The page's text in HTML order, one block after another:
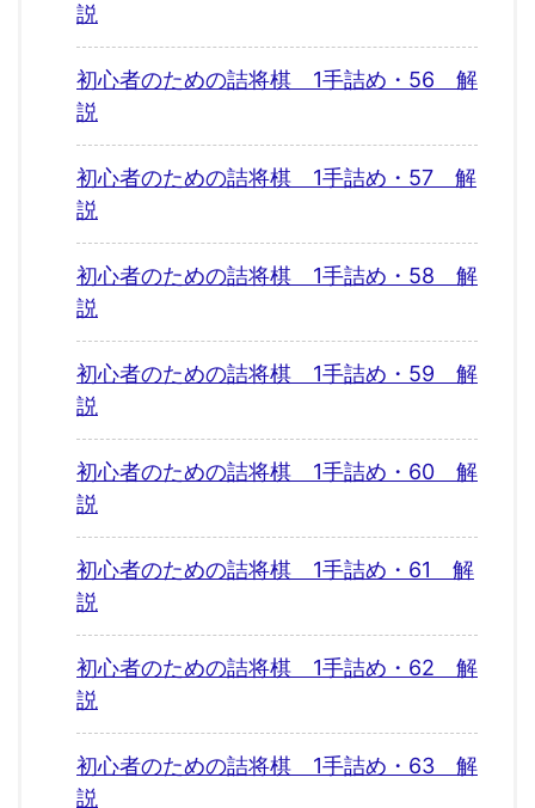
説
初心者のための詰将棋 1手詰め・56 解
説
初心者のための詰将棋 1手詰め・57 解
説
初心者のための詰将棋 1手詰め・58 解
説
初心者のための詰将棋 1手詰め・59 解
説
初心者のための詰将棋 1手詰め・60 解
説
初心者のための詰将棋 1手詰め・61 解
説
初心者のための詰将棋 1手詰め・62 解
説
初心者のための詰将棋 1手詰め・63 解
説